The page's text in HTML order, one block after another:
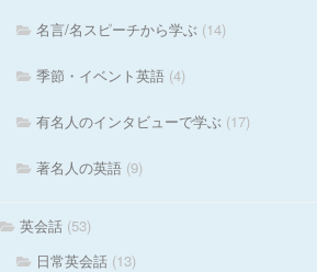
名言/名スピーチから学ぶ (14)
季節・イベント英語 (4)
有名人のインタビューで学ぶ (17)
著名人の英語 (9)
英会話 (53)
日常英会話 (13)